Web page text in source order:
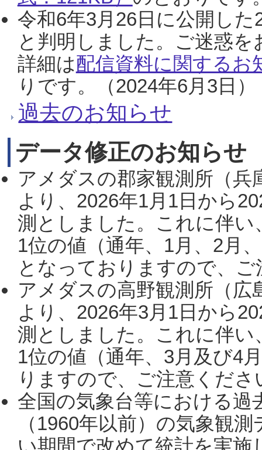
令和6年3月26日に公開し
と判明しました。ご迷惑
詳細は配信資料に関するお
りです。（2024年6月3日）
過去のお知らせ
データ修正のお知らせ
アメダスの郡家観測所（
より、2026年1月1日から
測としました。これに伴い
1位の値（通年、1月、2月
となっておりますので、
アメダスの高野観測所（
より、2026年3月1日から
測としました。これに伴い
1位の値（通年、3月及び4
りますので、ご注意くだ
全国の気象台等における過
（1960年以前）の気象観
い期間で改めて統計を実